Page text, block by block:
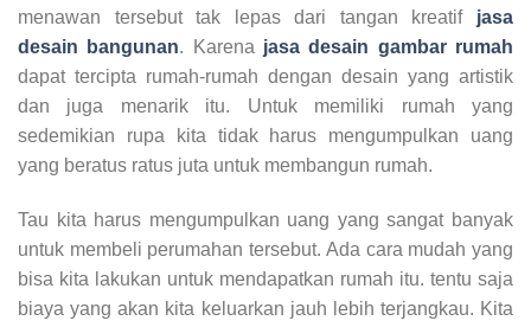
menawan tersebut tak lepas dari tangan kreatif jasa
desain bangunan. Karena jasa desain gambar rumah
dapat tercipta rumah-rumah dengan desain yang artistik
dan juga menarik itu. Untuk memiliki rumah yang
sedemikian rupa kita tidak harus mengumpulkan uang
yang beratus ratus juta untuk membangun rumah.
Tau kita harus mengumpulkan uang yang sangat banyak
untuk membeli perumahan tersebut. Ada cara mudah yang
bisa kita lakukan untuk mendapatkan rumah itu. tentu saja
biaya yang akan kita keluarkan jauh lebih terjangkau. Kita